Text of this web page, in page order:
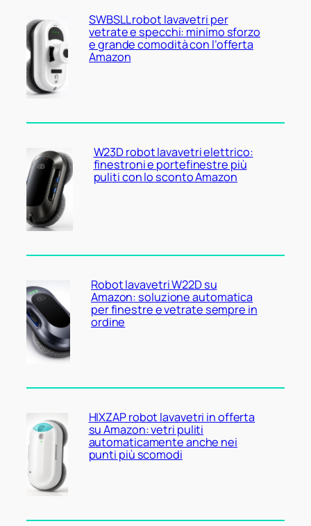
SWBSLL robot lavavetri per
vetrate e specchi: minimo sforzo
e grande comodità con l’offerta
Amazon
W23D robot lavavetri elettrico:
finestroni e portefinestre più
puliti con lo sconto Amazon
Robot lavavetri W22D su
Amazon: soluzione automatica
per finestre e vetrate sempre in
ordine
HIXZAP robot lavavetri in offerta
su Amazon: vetri puliti
automaticamente anche nei
punti più scomodi